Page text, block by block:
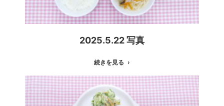
2025.5.22 写真
続きを見る